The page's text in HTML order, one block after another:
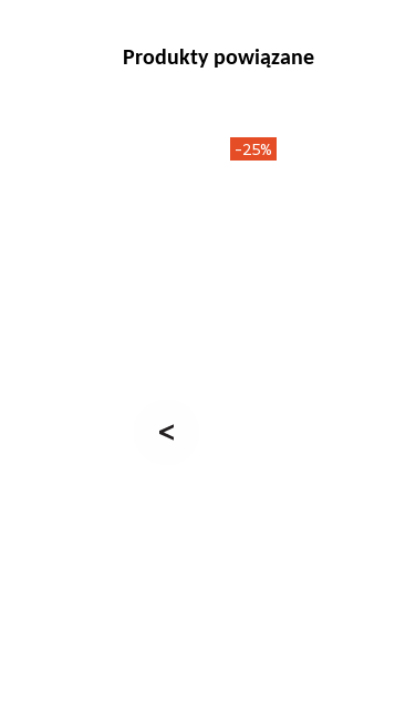
Produkty powiązane
-25%